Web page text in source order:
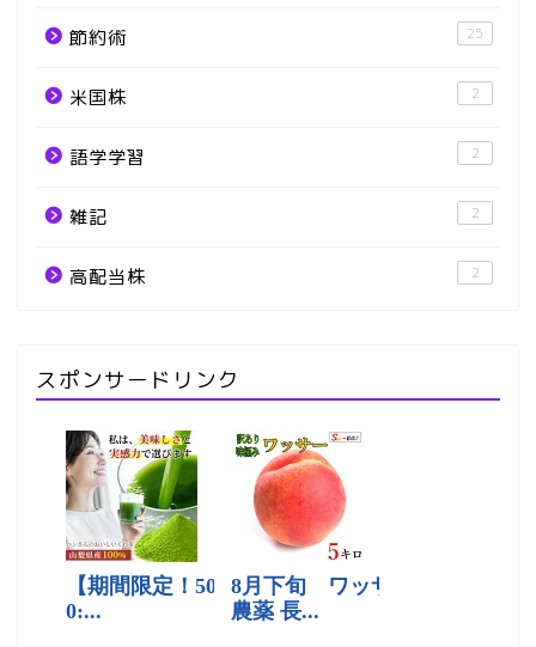
節約術 25
米国株 2
語学学習 2
雑記 2
高配当株 2
スポンサードリンク